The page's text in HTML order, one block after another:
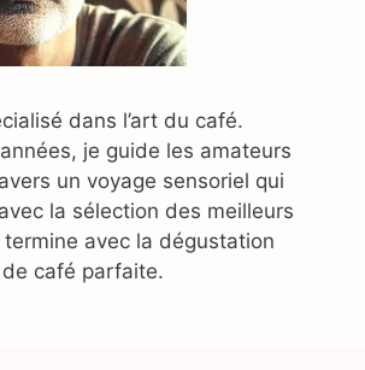
dans l’art du café.
je guide les amateurs
un voyage sensoriel qui
la sélection des meilleurs
avec la dégustation
de café parfaite.